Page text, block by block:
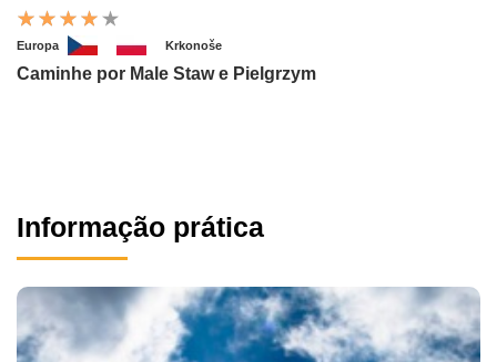
Europa Krkonoše
Caminhe por Male Staw e Pielgrzym
Informação prática